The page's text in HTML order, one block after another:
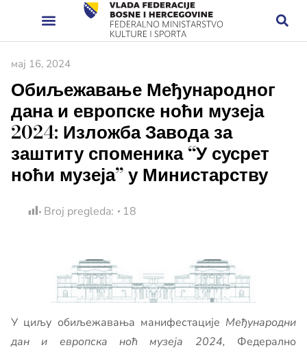
мај 16, 2024
Обиљежавање Међународног
дана и европске ноћи музеја
2024: Изложба Завода за
заштиту споменика “У сусрет
ноћи музеја” у Министарству
Broj pregleda: 18
У циљу обиљежавања манифестације Међународни
дан и европска ноћ музеја 2024, Федерално